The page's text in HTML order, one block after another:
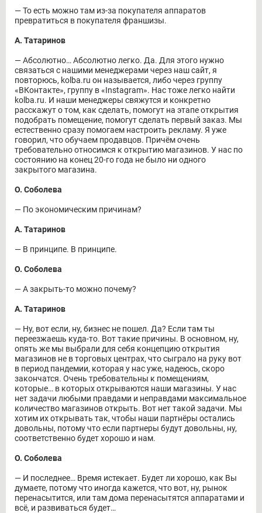
― То есть можно там из-за покупателя аппаратов
превратиться в покупателя франшизы.
А. Татаринов
― Абсолютно… Абсолютно легко. Да. Для этого нужно
связаться с нашими менеджерами через наш сайт, я
повторюсь, kolba.ru он называется, либо через группу
«ВКонтакте», группу в «Instagram». Нас тоже легко найти
kolba.ru. И наши менеджеры свяжутся и конкретно
расскажут о том, как сделать, помогут на этапе открытия
подобрать помещение, помогут сделать первый заказ. Мы
естественно сразу помогаем настроить рекламу. Я уже
говорил, что обучаем продавцов. Причём очень
требовательно относимся к открытию магазинов. У нас по
состоянию на конец 20-го года не было ни одного
закрытого магазина.
О. Соболева
― По экономическим причинам?
А. Татаринов
― В принципе. В принципе.
О. Соболева
― А закрыть-то можно почему?
А. Татаринов
― Ну, вот если, ну, бизнес не пошел. Да? Если там ты
переезжаешь куда-то. Вот такие причины. В основном, ну,
опять же мы выбрали для себя концепцию открытия
магазинов не в торговых центрах, что сыграло на руку вот
в период пандемии, которая у нас уже, надеюсь, скоро
закончатся. Очень требовательны к помещениям,
которые… в которых открываются наши магазины. У нас
нет задачи любыми правдами и неправдами максимальное
количество магазинов открыть. Вот нет такой задачи. Мы
хотим их открывать так, чтобы наши партнёры остались
довольны, потому что если партнеры будут довольны, ну,
соответственно будет хорошо и нам.
О. Соболева
― И последнее… Время истекает. Будет ли хорошо, как Вы
думаете, потому что иногда кажется, что вот, ну, рынок
перенасытится, или там дома перенасытятся аппаратами и
всё, и развиваться будет…